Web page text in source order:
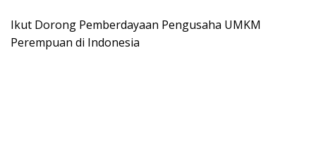
Ikut Dorong Pemberdayaan Pengusaha UMKM
Perempuan di Indonesia